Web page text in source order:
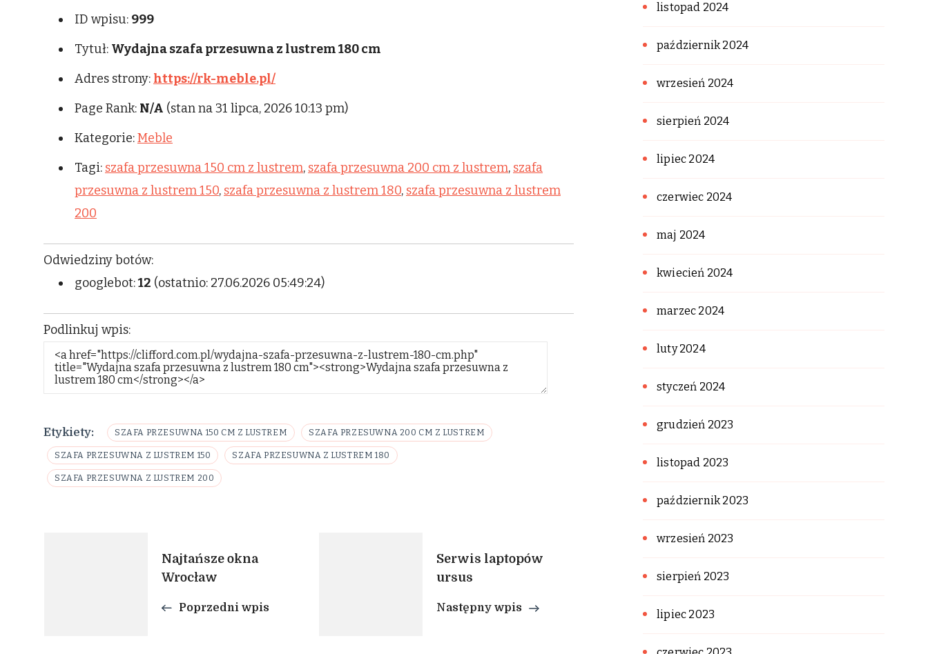
ID wpisu: 999
Tytuł: Wydajna szafa przesuwna z lustrem 180 cm
Adres strony: https://rk-meble.pl/
Page Rank: N/A (stan na 31 lipca, 2026 10:13 pm)
Kategorie:Meble
Tagi: szafa przesuwna 150 cm z lustrem, szafa przesuwna 200 cm z lustrem, szafa
przesuwna z lustrem 150, szafa przesuwna z lustrem 180, szafa przesuwna z lustrem
200
Odwiedziny botów:
googlebot:12 (ostatnio: 27.06.2026 05:49:24)
Podlinkuj wpis:
Etykiety: SZAFA PRZESUWNA 150 CM Z LUSTREM SZAFA PRZESUWNA 200 CM Z LUSTREM
SZAFA PRZESUWNA Z LUSTREM 150 SZAFA PRZESUWNA Z LUSTREM 180
SZAFA PRZESUWNA Z LUSTREM 200
Nawigacja
Najtańsze okna
Wrocław
Poprzedni wpis
Serwis laptopów
ursus
Następny wpis
listopad 2024
październik 2024
wrzesień 2024
sierpień 2024
lipiec 2024
czerwiec 2024
maj 2024
kwiecień 2024
marzec 2024
luty 2024
styczeń 2024
grudzień 2023
listopad 2023
październik 2023
wrzesień 2023
sierpień 2023
lipiec 2023